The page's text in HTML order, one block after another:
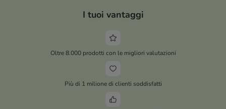
I tuoi vantaggi
Oltre 8.000 prodotti con le migliori valutazioni
Più di 1 milione di clienti soddisfatti